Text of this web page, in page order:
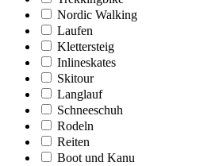
Nordic Walking
Laufen
Klettersteig
Inlineskates
Skitour
Langlauf
Schneeschuh
Rodeln
Reiten
Boot und Kanu